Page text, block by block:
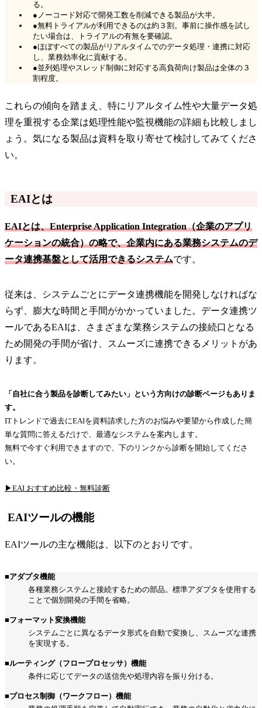
る。
●ノーコード対応で開発工数を削減できる製品が大半。
●無料トライアルが利用できるのは約３割。事前に操作感を試し
たい場合は、トライアルの有無を要確認。
●ほぼすべての製品がリアルタイムでのデータ処理・連携に対応
し、業務効率化に貢献する。
●並列処理やスレッド制御に対応する高負荷向け製品は全体の３
割程度。
これらの傾向を踏まえ、特にリアルタイム性や大量データ処
理を重視する企業は処理性能や監視機能の詳細も比較しまし
ょう。気になる製品は資料を取り寄せて検討してみてくださ
い。
EAIとは
EAIとは、Enterprise Application Integration（企業のアプリ
ケーションの統合）の略で、企業内にある業務システムのデ
ータ連携基盤として活用できるシステムです。
従来は、システムごとにデータ連携機能を開発しなければな
らず、膨大な時間と手間がかかっていました。データ連携ツ
ールであるEAIは、さまざまな業務システムの接続口となる
ため開発の手間が省け、スムーズに連携できるメリットがあ
ります。
「自社に合う製品を診断してみたい」という方向けの診断ページもありま
す。
ITトレンドで過去にEAIを資料請求した方のお悩みや要望から作成した簡
単な質問に答えるだけで、最適なシステムを案内します。
無料で今すぐ利用できますので、下のリンクから診断を開始してくださ
い。
▶EAI おすすめ比較・無料診断
EAIツールの機能
EAIツールの主な機能は、以下のとおりです。
■アダプタ機能
各種業務システムと接続するための部品。標準アダプタを使用する
ことで個別開発の手間を省略。
■フォーマット変換機能
システムごとに異なるデータ形式を自動で変換し、スムーズな連携
を実現する。
■ルーティング（フロープロセッサ）機能
条件に応じてデータの送信先や処理内容を振り分ける。
■プロセス制御（ワークフロー）機能